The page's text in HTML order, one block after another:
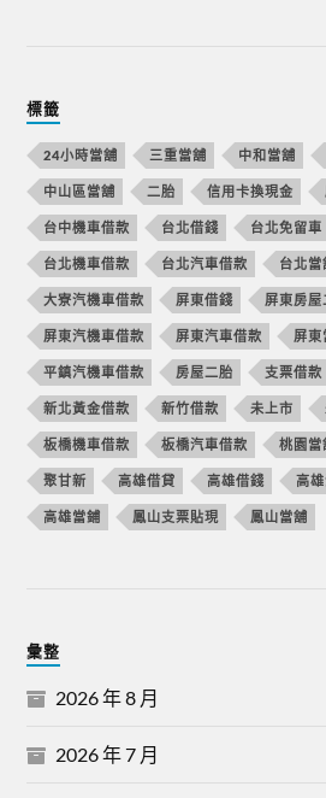
標籤
24小時當舖 三重當舖 中和當舖
中山區當舖 二胎 信用卡換現金
台中機車借款 台北借錢 台北免留車
台北機車借款 台北汽車借款 台北當
大寮汽機車借款 屏東借錢 屏東房屋
屏東汽機車借款 屏東汽車借款 屏東
平鎮汽機車借款 房屋二胎 支票借款
新北黃金借款 新竹借款 未上市
板橋機車借款 板橋汽車借款 桃園當
聚甘新 高雄借貸 高雄借錢 高
高雄當鋪 鳳山支票貼現 鳳山當舖
彙整
2026 年 8 月
2026 年 7 月